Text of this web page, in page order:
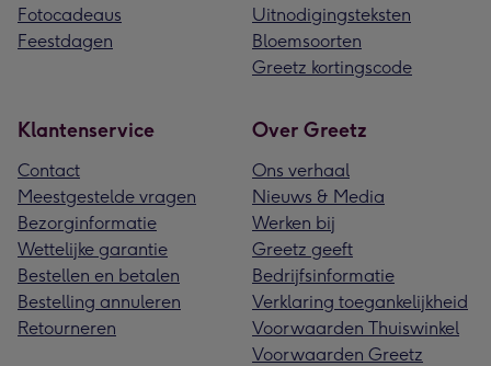
Fotocadeaus
Feestdagen
Uitnodigingsteksten
Bloemsoorten
Greetz kortingscode
Klantenservice
Contact
Meestgestelde vragen
Bezorginformatie
Wettelijke garantie
Bestellen en betalen
Bestelling annuleren
Retourneren
Over Greetz
Ons verhaal
Nieuws & Media
Werken bij
Greetz geeft
Bedrijfsinformatie
Verklaring toegankelijkheid
Voorwaarden Thuiswinkel
Voorwaarden Greetz